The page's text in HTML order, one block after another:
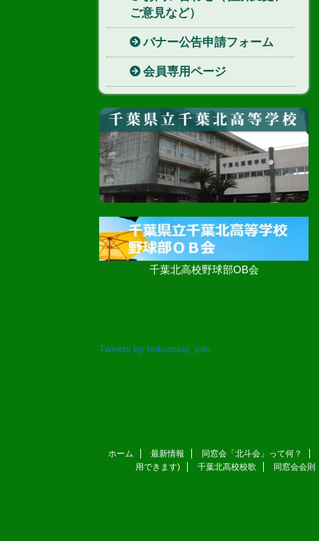
ご意見など）
バナー公告申請フォーム
会員専用ページ
千葉北高校野球部OB会
Tweets by hokutokai_info
ホーム 最新情報 同窓会「北斗会」って何？
用できます)
千葉北高校校歌 同窓会会則